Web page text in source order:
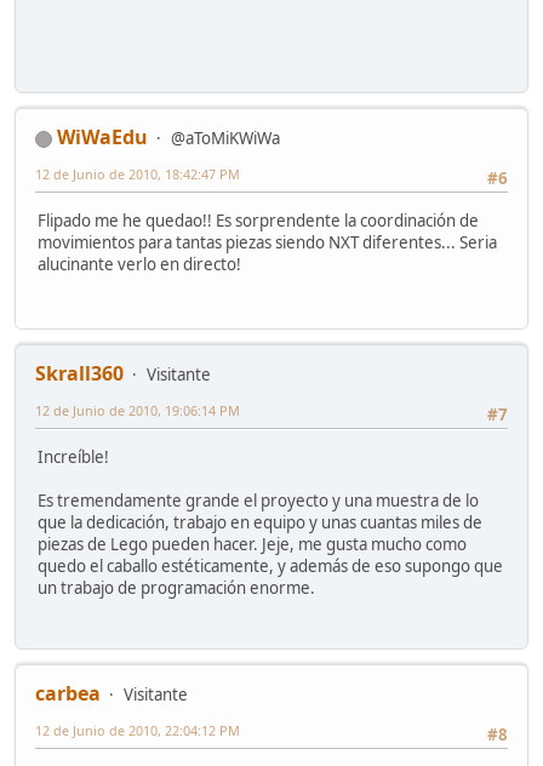
WiWaEdu
@aToMiKWiWa
#6
12 de Junio de 2010, 18:42:47 PM
Flipado me he quedao!! Es sorprendente la coordinación de
movimientos para tantas piezas siendo NXT diferentes... Seria
alucinante verlo en directo!
Skrall360
Visitante
#7
12 de Junio de 2010, 19:06:14 PM
Increíble!
Es tremendamente grande el proyecto y una muestra de lo
que la dedicación, trabajo en equipo y unas cuantas miles de
piezas de Lego pueden hacer. Jeje, me gusta mucho como
quedo el caballo estéticamente, y además de eso supongo que
un trabajo de programación enorme.
carbea
Visitante
#8
12 de Junio de 2010, 22:04:12 PM